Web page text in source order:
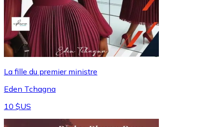
La fille du premier ministre
Eden Tchagna
10 $US